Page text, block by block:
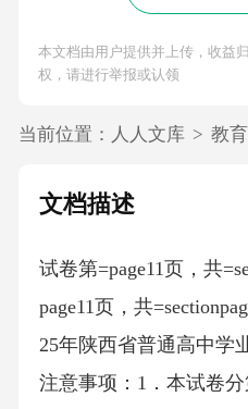
本文档由用户提供并上传，收益
权，请进行举报或认领
当前位置： 人人文库 > 教
文档描述
试卷第=page11页，共
page11页，共
25年陕西省普通高中学
注意事项：1．本试卷分